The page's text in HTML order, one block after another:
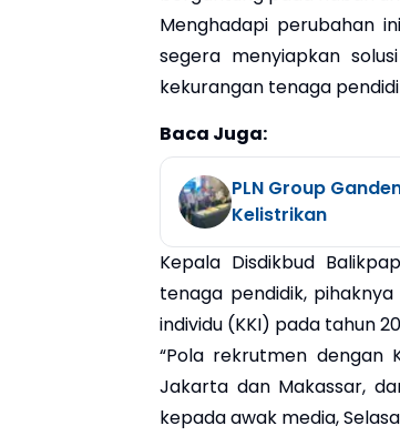
Menghadapi perubahan
segera menyiapkan
kekurangan tenaga
Baca Juga:
PLN Group
Kelistrikan
Kepala Disdikbud
tenaga pendidik,
individu (KKI) pada tahun
“Pola rekrutmen dengan
Jakarta dan Makassar,
kepada awak media,